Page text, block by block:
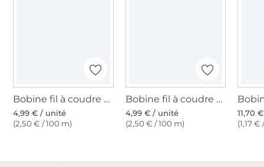
Bobine fil à coudre Gütermann 200m polyester, (078) bleu cobalt
4,99 € / unité
(2,50 € / 100 m)
Bobine fil à coudre Gütermann 200m polyester, (300) bleu
4,99 € / unité
(2,50 € / 100 m)
11,70
(1,17 €